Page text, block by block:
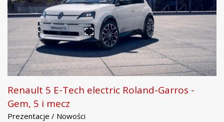
Renault 5 E-Tech electric Roland-Garros -
Gem, 5 i mecz
Prezentacje / Nowości